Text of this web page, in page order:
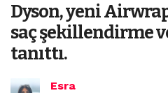
Dyson, yeni
saç şekillendirme
tanıttı.
Esra